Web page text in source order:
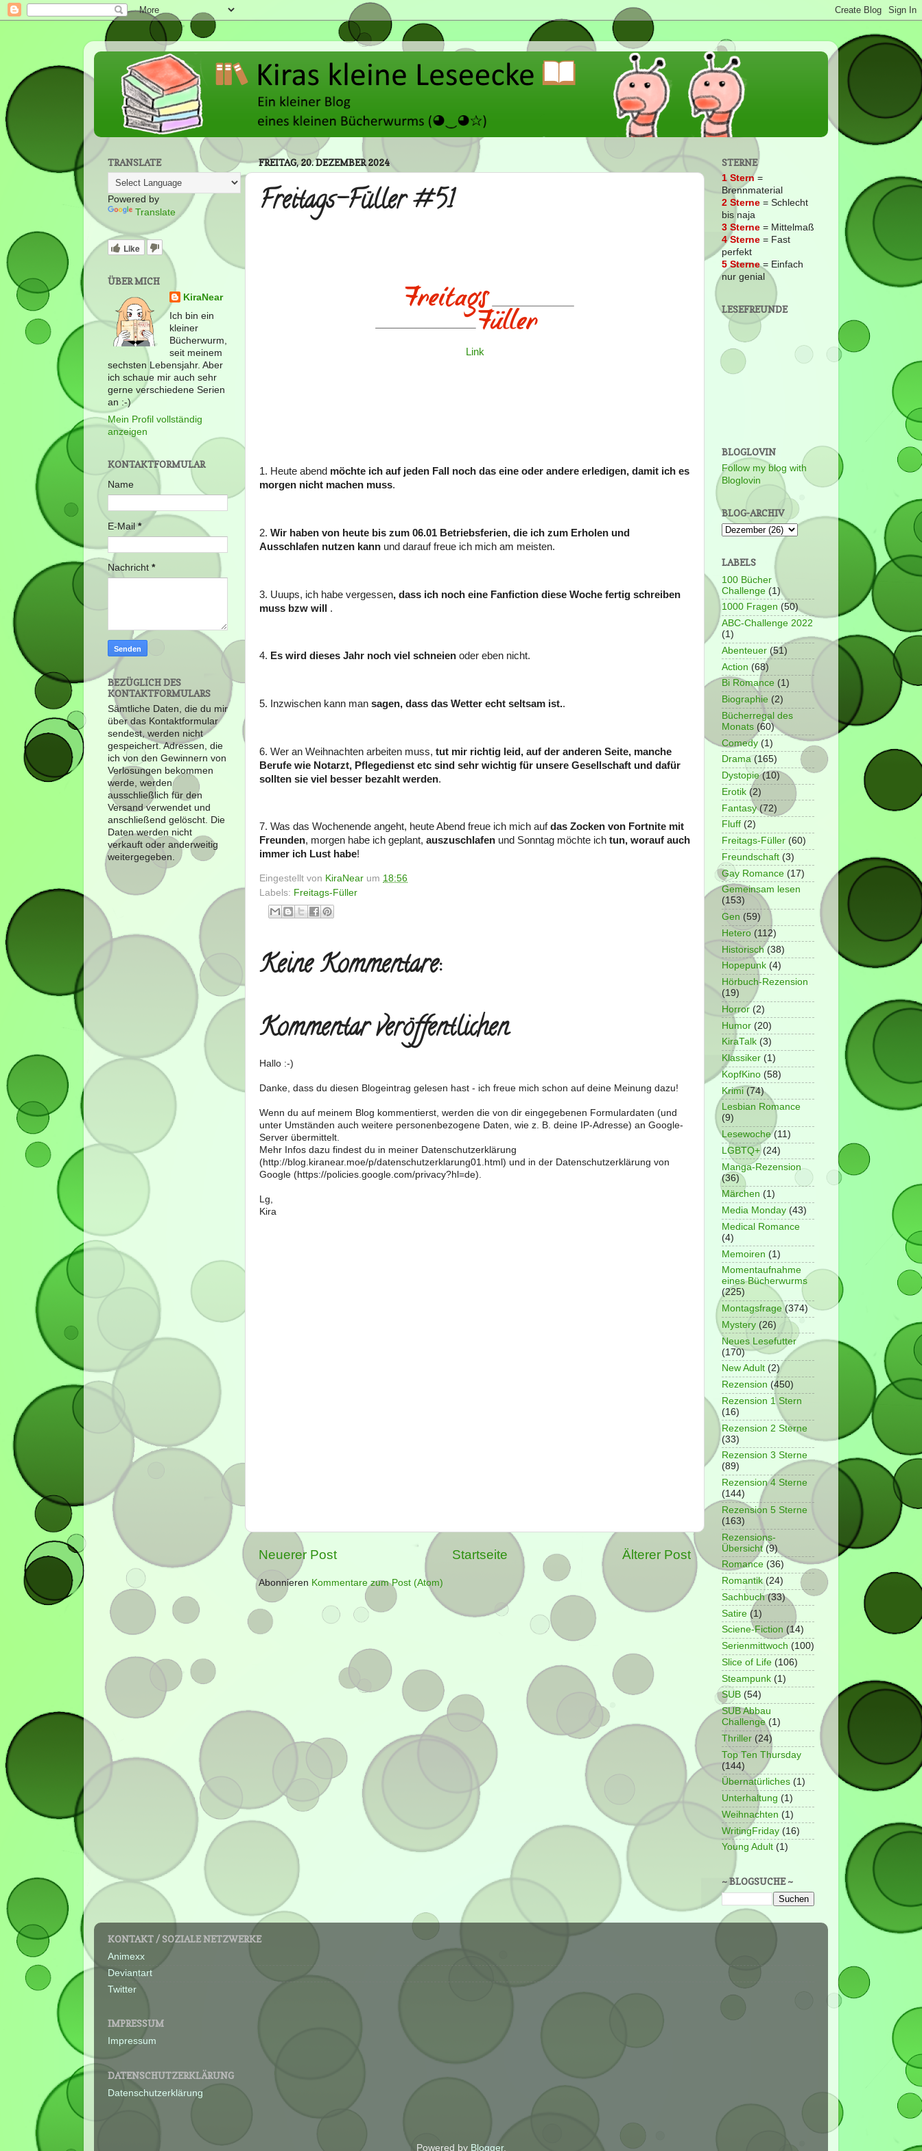
FREITAG, 20. DEZEMBER 2024
Freitags-Füller #51
Link
1. Heute abend möchte ich auf jeden Fall noch das eine oder andere erledigen, damit ich es
morgen nicht machen muss.
2. Wir haben von heute bis zum 06.01 Betriebsferien, die ich zum Erholen und
Ausschlafen nutzen kann und darauf freue ich mich am meisten.
3. Uuups, ich habe vergessen, dass ich noch eine Fanfiction diese Woche fertig schreiben
muss bzw will
.
4. Es wird dieses Jahr noch viel schneien oder eben nicht.
5. Inzwischen kann man sagen, dass das Wetter echt seltsam ist..
6. Wer an Weihnachten arbeiten muss, tut mir richtig leid, auf der anderen Seite, manche
Berufe wie Notarzt, Pflegedienst etc sind sehr wichtig für unsere Gesellschaft und dafür
sollten sie viel besser bezahlt werden.
7. Was das Wochenende angeht, heute Abend freue ich mich aufdas Zocken von Fortnite mit
Freunden, morgen habe ich geplant, auszuschlafen und Sonntag möchte ich tun, worauf auch
immer ich Lust habe!
Eingestellt von KiraNear um 18:56
Labels: Freitags-Füller
Keine Kommentare:
Kommentar veröffentlichen
Hallo :-)
Danke, dass du diesen Blogeintrag gelesen hast - ich freue mich schon auf deine Meinung dazu!
Wenn du auf meinem Blog kommentierst, werden die von dir eingegebenen Formulardaten (und
unter Umständen auch weitere personenbezogene Daten, wie z. B. deine IP-Adresse) an Google-
Server übermittelt.
Mehr Infos dazu findest du in meiner Datenschutzerklärung
(http://blog.kiranear.moe/p/datenschutzerklarung01.html) und in der Datenschutzerklärung von
Google (https://policies.google.com/privacy?hl=de).
Lg,
Kira
Neuerer Post Älterer Post
Startseite
Abonnieren Kommentare zum Post (Atom)
TRANSLATE
Powered by
Translate
Like
ÜBER MICH
KiraNear
Ich bin ein
kleiner
Bücherwurm,
seit meinem
sechsten Lebensjahr. Aber
ich schaue mir auch sehr
gerne verschiedene Serien
an :-)
Mein Profil vollständig
anzeigen
KONTAKTFORMULAR
Name
E-Mail *
Nachricht *
BEZÜGLICH DES
KONTAKTFORMULARS
Sämtliche Daten, die du mir
über das Kontaktformular
sendest, werden nicht
gespeichert. Adressen, die
ich von den Gewinnern von
Verlosungen bekommen
werde, werden
ausschließlich für den
Versand verwendet und
anschließend gelöscht. Die
Daten werden nicht
verkauft oder anderweitig
weitergegeben.
STERNE
1 Stern =
Brennmaterial
2 Sterne = Schlecht
bis naja
3 Sterne = Mittelmaß
4 Sterne = Fast
perfekt
5 Sterne= Einfach
nur genial
LESEFREUNDE
BLOGLOVIN
Follow my blog with
Bloglovin
BLOG-ARCHIV
LABELS
100 Bücher
Challenge (1)
1000 Fragen (50)
ABC-Challenge 2022
(1)
Abenteuer (51)
Action (68)
Bi Romance (1)
Biographie (2)
Bücherregal des
Monats (60)
Comedy (1)
Drama (165)
Dystopie (10)
Erotik (2)
Fantasy (72)
Fluff (2)
Freitags-Füller (60)
Freundschaft (3)
Gay Romance (17)
Gemeinsam lesen
(153)
Gen (59)
Hetero (112)
Historisch (38)
Hopepunk (4)
Hörbuch-Rezension
(19)
Horror (2)
Humor (20)
KiraTalk (3)
Klassiker (1)
KopfKino (58)
Krimi (74)
Lesbian Romance
(9)
Lesewoche (11)
LGBTQ+ (24)
Manga-Rezension
(36)
Märchen (1)
Media Monday (43)
Medical Romance
(4)
Memoiren (1)
Momentaufnahme
eines Bücherwurms
(225)
Montagsfrage (374)
Mystery (26)
Neues Lesefutter
(170)
New Adult (2)
Rezension (450)
Rezension 1 Stern
(16)
Rezension 2 Sterne
(33)
Rezension 3 Sterne
(89)
Rezension 4 Sterne
(144)
Rezension 5 Sterne
(163)
Rezensions-
Übersicht (9)
Romance (36)
Romantik (24)
Sachbuch (33)
Satire (1)
Sciene-Fiction (14)
Serienmittwoch (100)
Slice of Life (106)
Steampunk (1)
SUB (54)
SUB Abbau
Challenge (1)
Thriller (24)
Top Ten Thursday
(144)
Übernatürliches (1)
Unterhaltung (1)
Weihnachten (1)
WritingFriday (16)
Young Adult (1)
~ BLOGSUCHE ~
KONTAKT / SOZIALE NETZWERKE
Animexx
Deviantart
Twitter
IMPRESSUM
Impressum
DATENSCHUTZERKLÄRUNG
Datenschutzerklärung
Powered by Blogger.